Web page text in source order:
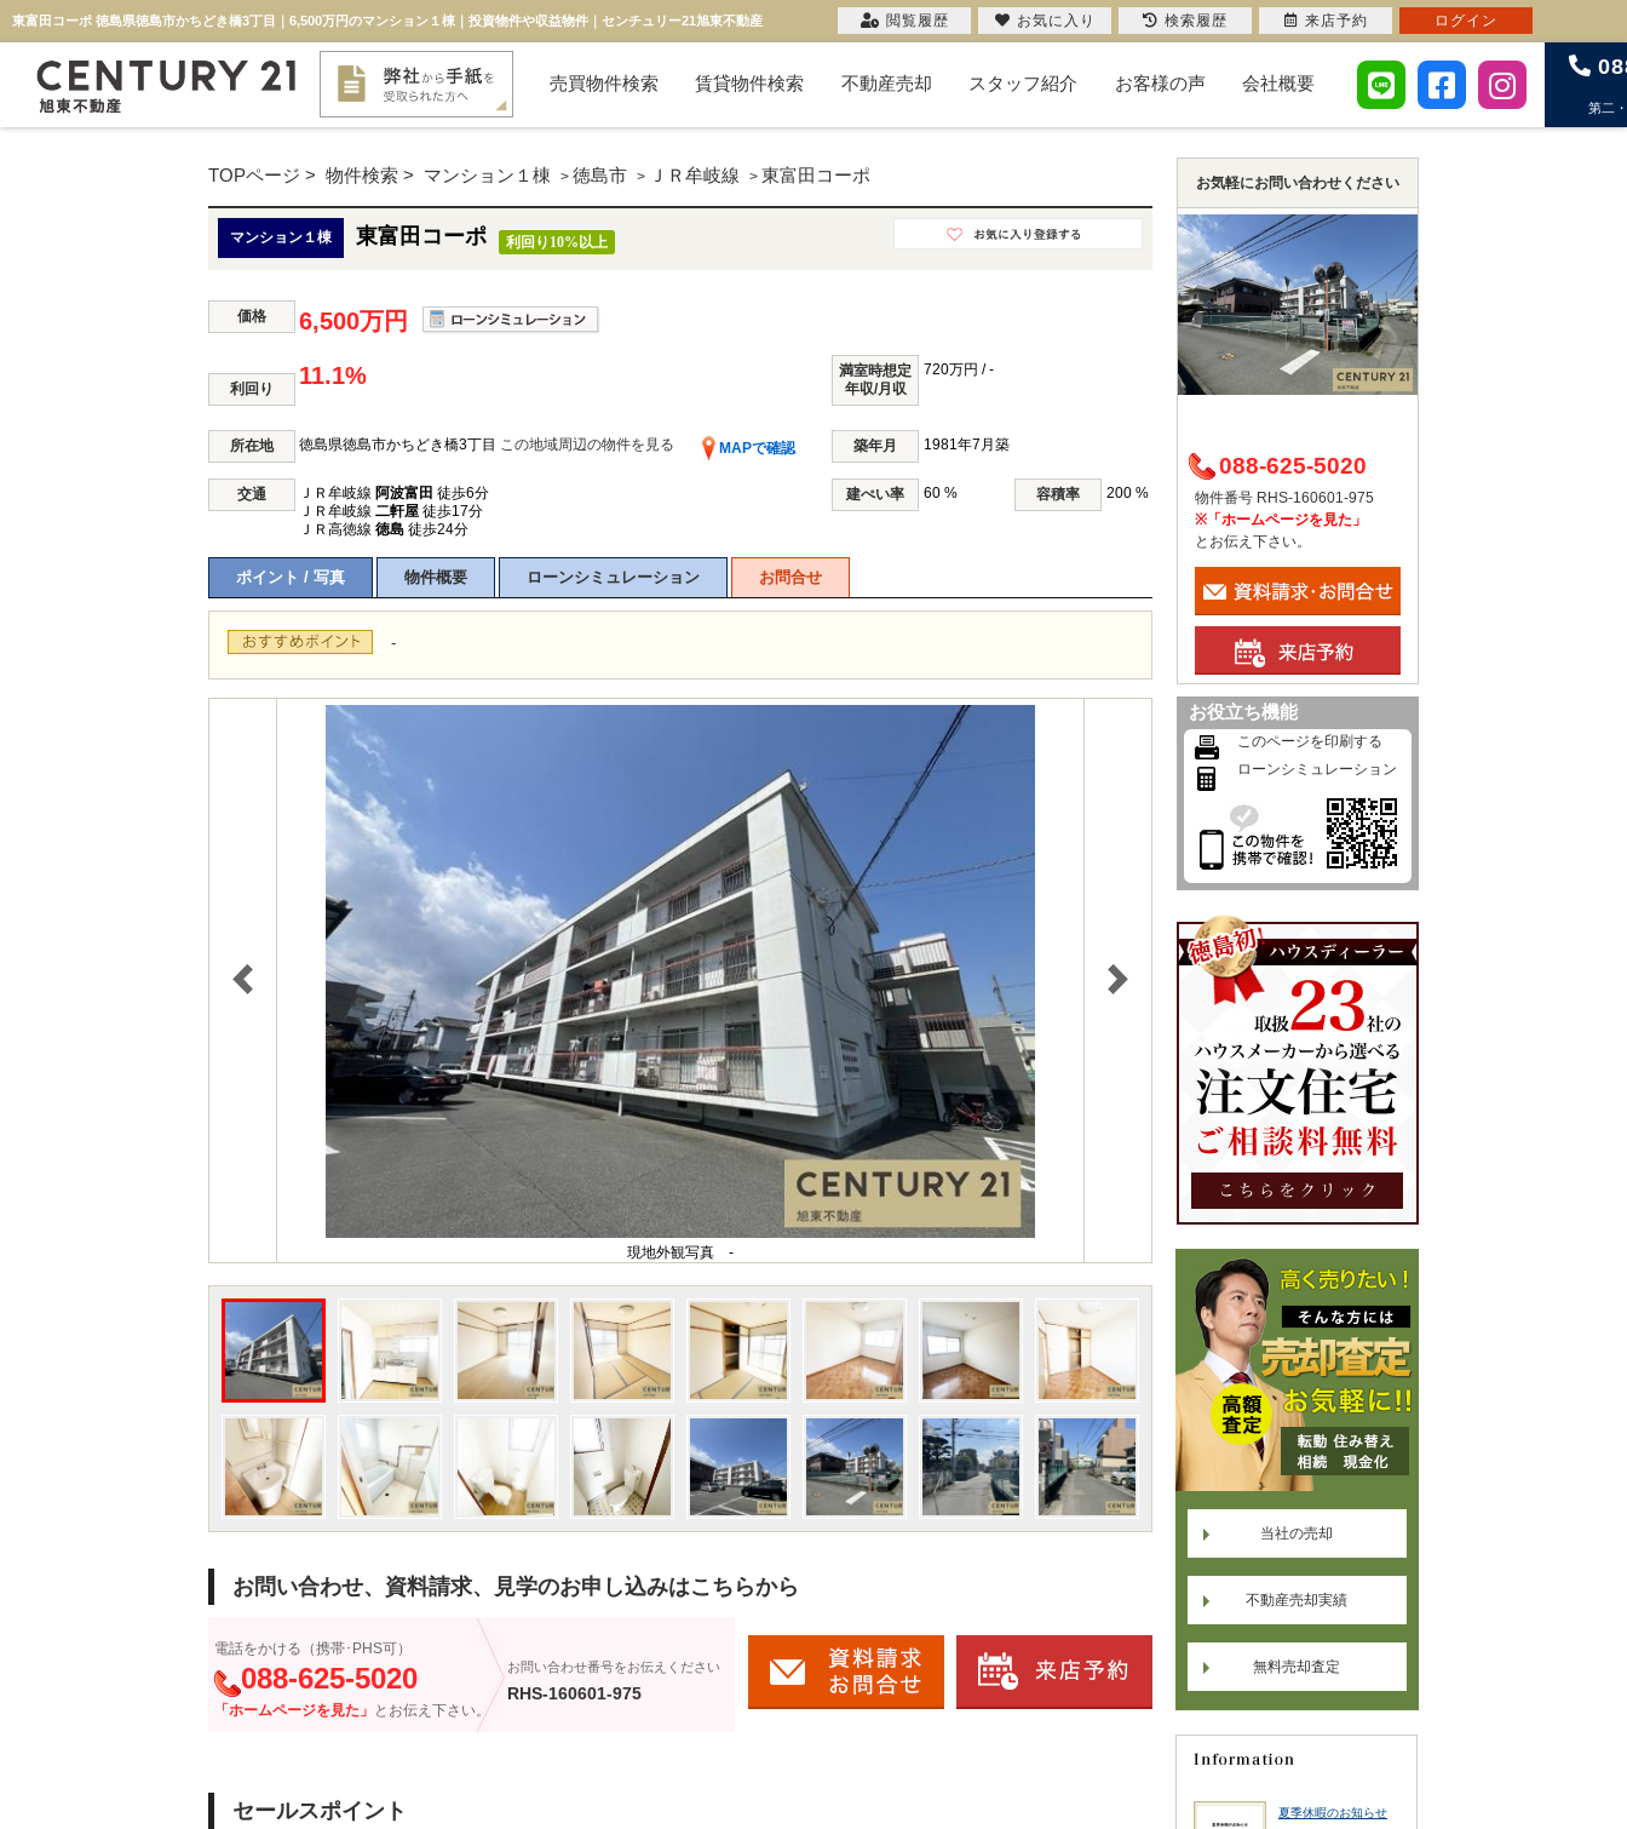
東富田コーポ 徳島県徳島市かちどき橋3丁目｜6,500万円のマンション１棟｜投資物件や収益物件｜センチュリー21旭東不動産
売買物件検索 賃貸物件検索 不動産売却 スタッフ紹介 お客様の声 会社概要
第二
TOPページ > 物件検索 > マンション１棟 > 徳島市 > ＪＲ牟岐線 > 東富田コーポ
マンション１棟 東富田コーポ 利回り10%以上
価格 6,500万円
利回り 11.1%
満室時想定
年収/月収
720万円 / -
所在地 徳島県徳島市かちどき橋3丁目 MAPで確認
この地域周辺の物件を見る 築年月 1981年7月築
交通 ＪＲ牟岐線 阿波富田 徒歩6分
ＪＲ牟岐線 二軒屋 徒歩17分
ＪＲ高徳線 徳島 徒歩24分
建ぺい率 60 % 容積率 200 %
ポイント / 写真 物件概要 ローンシミュレーション お問合せ
-
現地外観写真 -
お問い合わせ、資料請求、見学のお申し込みはこちらから
電話をかける（携帯･PHS可）
088-625-5020
「ホームページを見た」 とお伝え下さい。
お問い合わせ番号をお伝えください
RHS-160601-975
セールスポイント
お気軽にお問い合わせください
088-625-5020
物件番号 RHS-160601-975
※「ホームページを見た」
とお伝え下さい。
お役立ち機能
このページを印刷する
ローンシミュレーション
当社の売却
不動産売却実績
無料売却査定
閲覧履歴 お気に入り 検索履歴 来店予約 ログイン